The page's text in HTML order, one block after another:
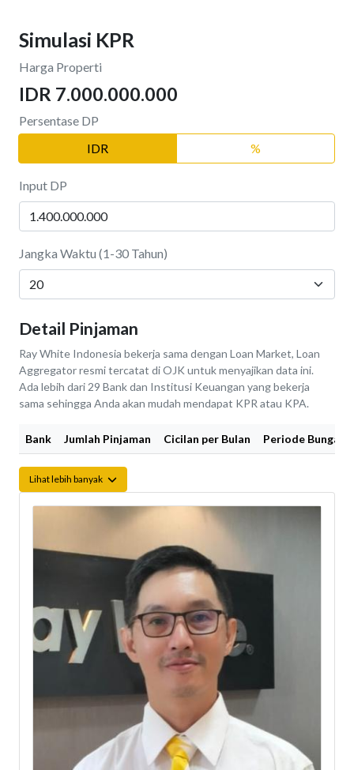
Simulasi KPR
Harga Properti
IDR 7.000.000.000
Persentase DP
IDR
%
Input DP
Jangka Waktu (1-30 Tahun)
Detail Pinjaman
Ray White Indonesia bekerja sama dengan Loan Market, Loan
Aggregator resmi tercatat di OJK untuk menyajikan data ini.
Ada lebih dari 29 Bank dan Institusi Keuangan yang bekerja
sama sehingga Anda akan mudah mendapat KPR atau KPA.
Bank Jumlah Pinjaman Cicilan per Bulan Periode Bunga
Lihat lebih banyak